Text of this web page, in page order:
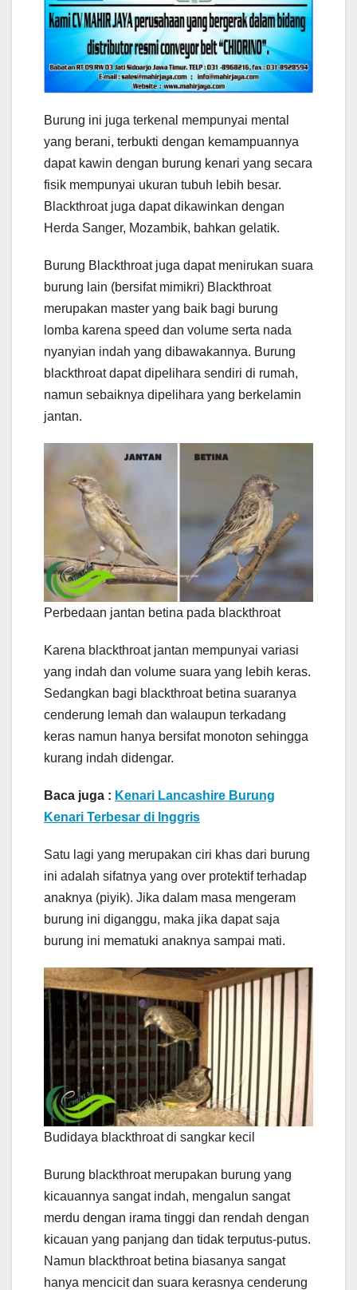
Burung ini juga terkenal mempunyai mental
yang berani, terbukti dengan kemampuannya
dapat kawin dengan burung kenari yang secara
fisik mempunyai ukuran tubuh lebih besar.
Blackthroat juga dapat dikawinkan dengan
Herda Sanger, Mozambik, bahkan gelatik.
Burung Blackthroat juga dapat menirukan suara
burung lain (bersifat mimikri) Blackthroat
merupakan master yang baik bagi burung
lomba karena speed dan volume serta nada
nyanyian indah yang dibawakannya. Burung
blackthroat dapat dipelihara sendiri di rumah,
namun sebaiknya dipelihara yang berkelamin
jantan.
Perbedaan jantan betina pada blackthroat
Karena blackthroat jantan mempunyai variasi
yang indah dan volume suara yang lebih keras.
Sedangkan bagi blackthroat betina suaranya
cenderung lemah dan walaupun terkadang
keras namun hanya bersifat monoton sehingga
kurang indah didengar.
Baca juga : Kenari Lancashire Burung
Kenari Terbesar di Inggris
Satu lagi yang merupakan ciri khas dari burung
ini adalah sifatnya yang over protektif terhadap
anaknya (piyik). Jika dalam masa mengeram
burung ini diganggu, maka jika dapat saja
burung ini mematuki anaknya sampai mati.
Budidaya blackthroat di sangkar kecil
Burung blackthroat merupakan burung yang
kicauannya sangat indah, mengalun sangat
merdu dengan irama tinggi dan rendah dengan
kicauan yang panjang dan tidak terputus-putus.
Namun blackthroat betina biasanya sangat
hanya mencicit dan suara kerasnya cenderung